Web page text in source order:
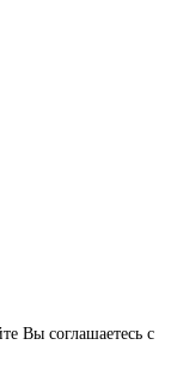
Вы соглашаетесь с